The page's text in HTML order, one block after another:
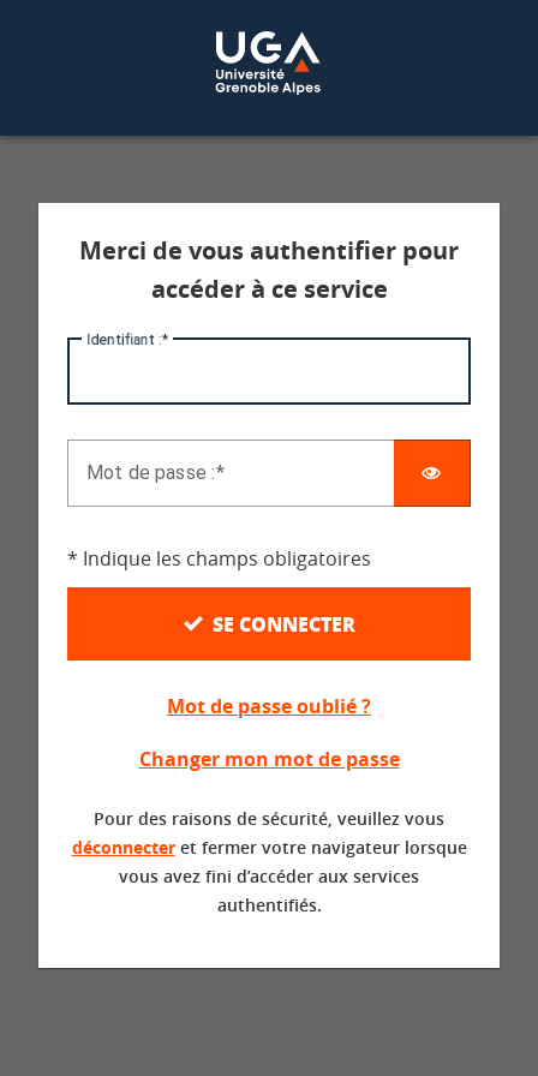
Service d'authentification aux services
Merci de vous authentifier pour
accéder à ce service
Identifiant :
Mot de passe :
* Indique les champs obligatoires
SE CONNECTER
Mot de passe oublié ?
Changer mon mot de passe
Pour des raisons de sécurité, veuillez vous
déconnecteret fermer votre navigateur lorsque
vous avez fini d’accéder aux services
authentifiés.